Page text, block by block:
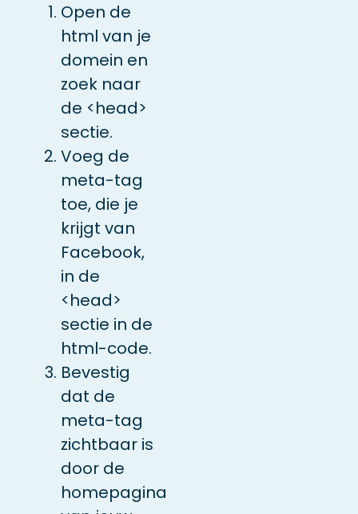
Open de
html van je
domein en
zoek naar
de <head>
sectie.
Voeg de
meta-tag
toe, die je
krijgt van
Facebook,
in de
<head>
sectie in de
html-code.
Bevestig
dat de
meta-tag
zichtbaar is
door de
homepagina